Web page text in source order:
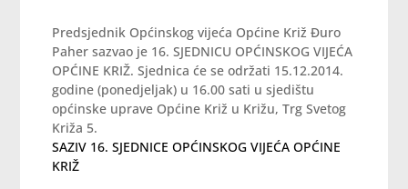
Predsjednik Općinskog vijeća Općine Križ Đuro
Paher sazvao je 16. SJEDNICU OPĆINSKOG VIJEĆA
OPĆINE KRIŽ. Sjednica će se održati 15.12.2014.
godine (ponedjeljak) u 16.00 sati u sjedištu
općinske uprave Općine Križ u Križu, Trg Svetog
Križa 5.
SAZIV 16. SJEDNICE OPĆINSKOG VIJEĆA OPĆINE
KRIŽ